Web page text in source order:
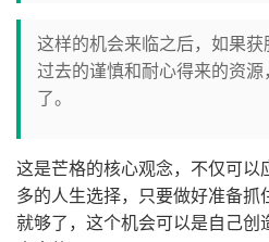
这样的机会来临之后，如果
过去的谨慎和耐心得来的资
了。
这是芒格的核心观念，不仅可以
多的人生选择，只要做好准备抓
就够了，这个机会可以是自己创